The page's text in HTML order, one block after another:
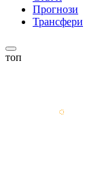
Прогнози
Трансфери
топ